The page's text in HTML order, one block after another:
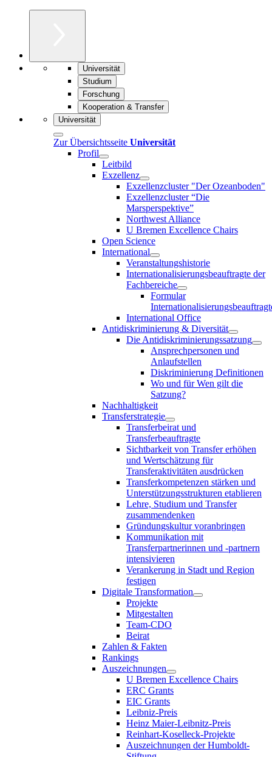
Universität
Studium
Forschung
Kooperation & Transfer
Universität
Zur Übersichtsseite Universität
Profil
Leitbild
Exzellenz
Exzellenzcluster "Der Ozeanboden"
Exzellenzcluster “Die
Marsperspektive”
Northwest Alliance
U Bremen Excellence Chairs
Open Science
International
Veranstaltungshistorie
Internationalisierungsbeauftragte der
Fachbereiche
Formular
International Office
Antidiskriminierung & Diversität
Die Antidiskriminierungssatzung
Ansprechpersonen und
Anlaufstellen
Diskriminierung Definitionen
Wo und für Wen gilt die
Satzung?
Nachhaltigkeit
Transferstrategie
Transferbeirat und
Transferbeauftragte
Sichtbarkeit von Transfer erhöhen
und Wertschätzung für
Transferaktivitäten ausdrücken
Transferkompetenzen stärken und
Unterstützungsstrukturen etablieren
Lehre, Studium und Transfer
zusammendenken
Gründungskultur voranbringen
Kommunikation mit
Transferpartnerinnen und -partnern
intensivieren
Verankerung in Stadt und Region
festigen
Digitale Transformation
Projekte
Mitgestalten
Team-CDO
Beirat
Zahlen & Fakten
Rankings
Auszeichnungen
U Bremen Excellence Chairs
ERC Grants
EIC Grants
Leibniz-Preis
Heinz Maier-Leibnitz-Preis
Reinhart-Koselleck-Projekte
Auszeichnungen der Humboldt-